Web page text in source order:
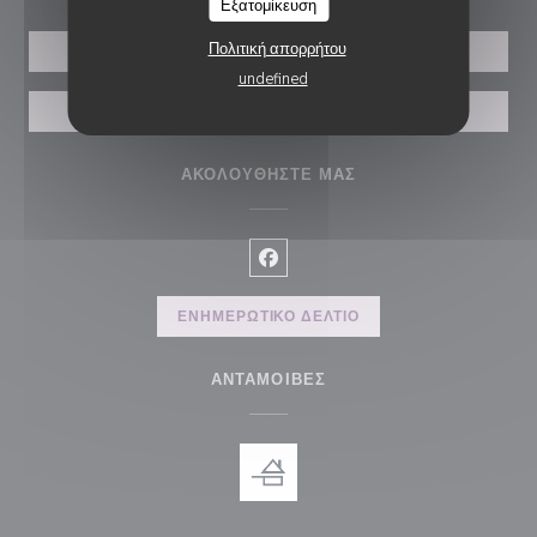
Εξατομίκευση
Πολιτική απορρήτου
undefined
ΚΆΝΤΕ ΚΡΆΤΗΣΗ ΤΡΑΠΕΖΙΟΎ
ΑΚΟΛΟΥΘΉΣΤΕ ΜΑΣ
Facebook ((ανοίγει σε νέο
ΕΝΗΜΕΡΩΤΙΚΌ ΔΕΛΤΊΟ
ΑΝΤΑΜΟΙΒΈΣ